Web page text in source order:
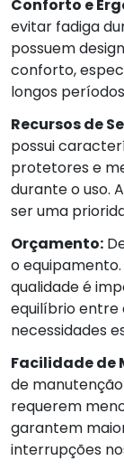
Conforto e
evitar fadiga
possuem
conforto,
longos
Recursos de
possui
protetores e
durante o uso.
ser uma
Orçamento:
o
qualidade é
equilíbrio entre
necessidades
Facilidade de
de
requerem
garantem
interrupções